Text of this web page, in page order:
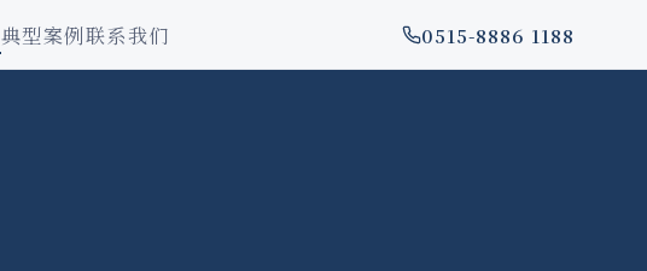
典型案例联系我们 0515-8886 1188